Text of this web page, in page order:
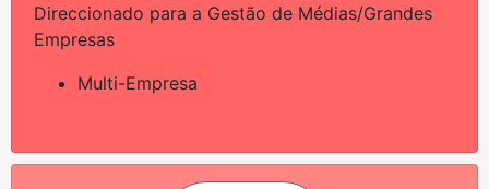
Direccionado para a Gestão de Médias/Grandes
Empresas
Multi-Empresa